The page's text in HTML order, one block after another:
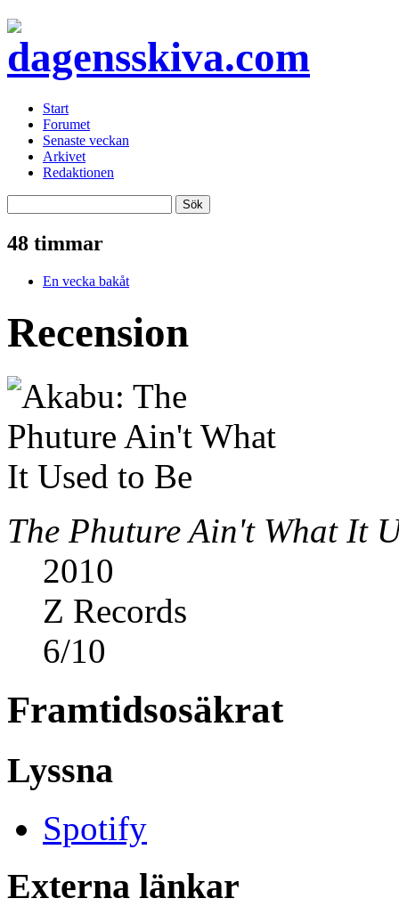
Start
Forumet
Senaste veckan
Arkivet
Redaktionen
48 timmar
En vecka bakåt
Recension
The Phuture Ain't What It
2010
Z Records
6/10
Framtidsosäkrat
Lyssna
Spotify
Externa länkar